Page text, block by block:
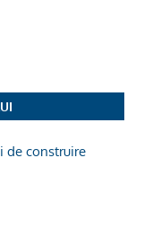
de construire